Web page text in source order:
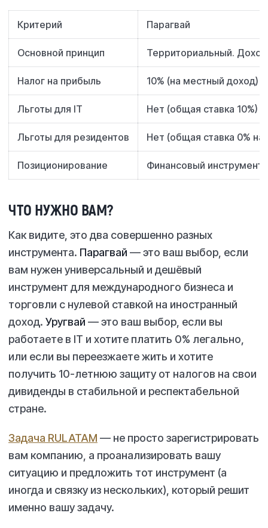
Критерий Парагвай
Основной принцип Территориальный.
Налог на прибыль 10% (на местный доход)
Льготы для IT Нет (общая ставка 10%)
Льготы для резидентов Нет (общая ставка 0%
Позиционирование Финансовый инструмент,
ЧТО НУЖНО ВАМ?
Как видите, это два совершенно разных
инструмента. Парагвай — это ваш выбор, если
вам нужен универсальный и дешёвый
инструмент для международного бизнеса и
торговли с нулевой ставкой на иностранный
доход. Уругвай — это ваш выбор, если вы
работаете в IT и хотите платить 0% легально,
или если вы переезжаете жить и хотите
получить 10-летнюю защиту от налогов на свои
дивиденды в стабильной и респектабельной
стране.
Задача RULATAM — не просто зарегистрировать
вам компанию, а проанализировать вашу
ситуацию и предложить тот инструмент (а
иногда и связку из нескольких), который решит
именно вашу задачу.